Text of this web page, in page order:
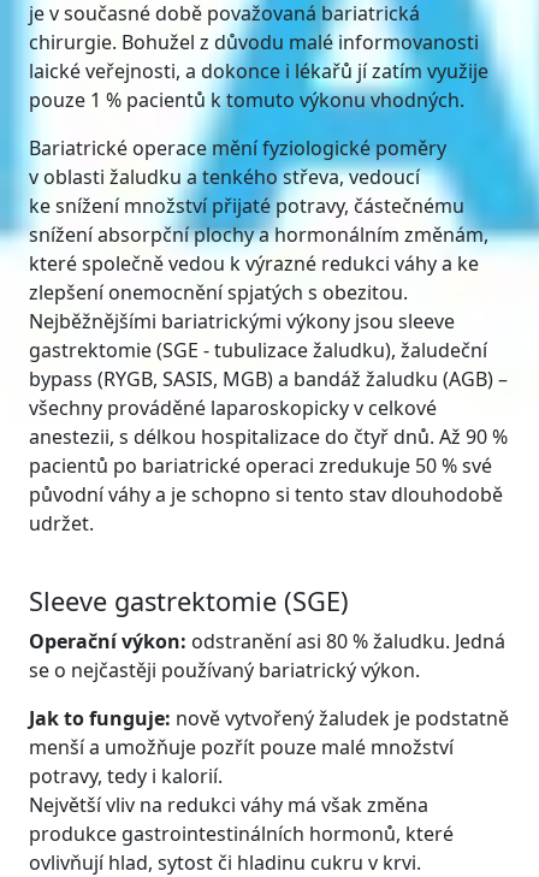
je v současné době považovaná bariatrická
chirurgie. Bohužel z důvodu malé informovanosti
laické veřejnosti, a dokonce i lékařů jí zatím využije
pouze 1 % pacientů k tomuto výkonu vhodných.
Bariatrické operace mění fyziologické poměry
v oblasti žaludku a tenkého střeva, vedoucí
ke snížení množství přijaté potravy, částečnému
snížení absorpční plochy a hormonálním změnám,
které společně vedou k výrazné redukci váhy a ke
zlepšení onemocnění spjatých s obezitou.
Nejběžnějšími bariatrickými výkony jsou sleeve
gastrektomie (SGE - tubulizace žaludku), žaludeční
bypass (RYGB, SASIS, MGB) a bandáž žaludku (AGB) –
všechny prováděné laparoskopicky v celkové
anestezii, s délkou hospitalizace do čtyř dnů. Až 90 %
pacientů po bariatrické operaci zredukuje 50 % své
původní váhy a je schopno si tento stav dlouhodobě
udržet.
Sleeve gastrektomie (SGE)
Operační výkon: odstranění asi 80 % žaludku. Jedná
se o nejčastěji používaný bariatrický výkon.
Jak to funguje: nově vytvořený žaludek je podstatně
menší a umožňuje pozřít pouze malé množství
potravy, tedy i kalorií.
Největší vliv na redukci váhy má však změna
produkce gastrointestinálních hormonů, které
ovlivňují hlad, sytost či hladinu cukru v krvi.